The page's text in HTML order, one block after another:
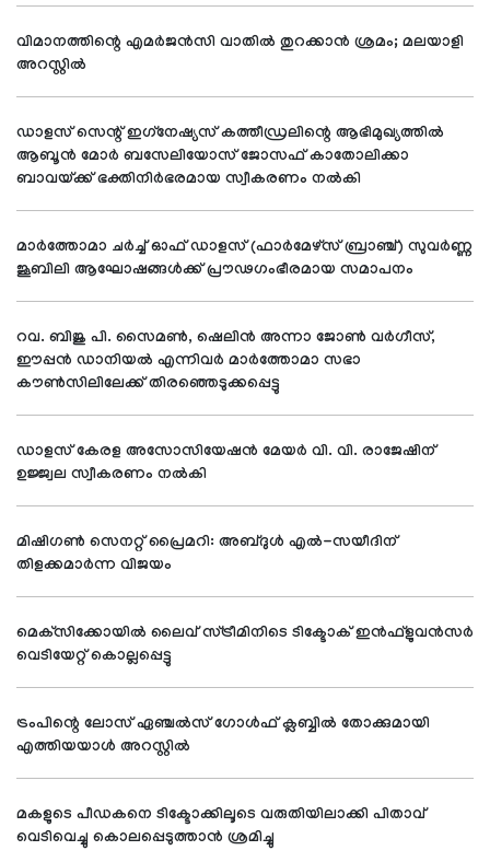
വിമാനത്തിന്റെ എമര്‍ജന്‍സി വാതില്‍ തുറക്കാന്‍ ശ്രമം; മലയാളി
അറസ്റ്റില്‍
ഡാളസ് സെന്റ് ഇഗ്‌നേഷ്യസ് കത്തീഡ്രലിന്റെ ആഭിമുഖ്യത്തില്‍
ആബൂന്‍ മോര്‍ ബസേലിയോസ് ജോസഫ് കാതോലിക്കാ
ബാവയ്ക്ക് ഭക്തിനിര്‍ഭരമായ സ്വീകരണം നല്‍കി
മാര്‍ത്തോമാ ചര്‍ച്ച് ഓഫ് ഡാളസ് (ഫാര്‍മേഴ്സ് ബ്രാഞ്ച്) സുവര്‍ണ്ണ
ജൂബിലി ആഘോഷങ്ങള്‍ക്ക് പ്രൗഢഗംഭീരമായ സമാപനം
റവ. ബിജു പി. സൈമണ്‍, ഷെലിന്‍ അന്നാ ജോണ്‍ വര്‍ഗീസ്,
ഈപ്പന്‍ ഡാനിയല്‍ എന്നിവര്‍ മാര്‍ത്തോമാ സഭാ
കൗണ്‍സിലിലേക്ക് തിരഞ്ഞെടുക്കപ്പെട്ടു
ഡാളസ് കേരള അസോസിയേഷന്‍ മേയര്‍ വി. വി. രാജേഷിന്
ഉജ്ജ്വല സ്വീകരണം നല്‍കി
മിഷിഗണ്‍ സെനറ്റ് പ്രൈമറി: അബ്ദുള്‍ എല്‍-സയീദിന്
തിളക്കമാര്‍ന്ന വിജയം
മെക്‌സിക്കോയില്‍ ലൈവ് സ്ട്രീമിനിടെ ടിക്ടോക് ഇന്‍ഫ്‌ളുവന്‍സര്‍
വെടിയേറ്റ് കൊല്ലപ്പെട്ടു
ട്രംപിന്റെ ലോസ് ഏഞ്ചല്‍സ് ഗോള്‍ഫ് ക്ലബ്ബില്‍ തോക്കുമായി
എത്തിയയാള്‍ അറസ്റ്റില്‍
മകളുടെ പീഡകനെ ടിക്ടോക്കിലൂടെ വരുതിയിലാക്കി പിതാവ്
വെടിവെച്ചു കൊലപ്പെടുത്താന്‍ ശ്രമിച്ചു